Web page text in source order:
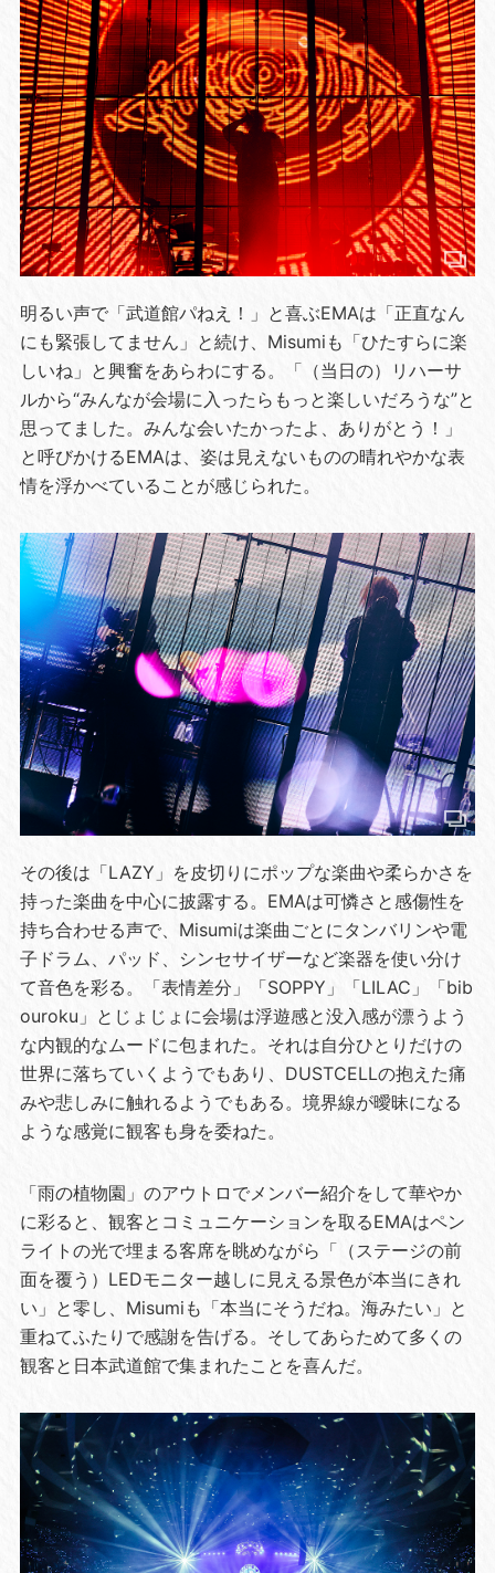
明るい声で「武道館パねえ！」と喜ぶEMAは「正直なん
にも緊張してません」と続け、Misumiも「ひたすらに楽
しいね」と興奮をあらわにする。「（当日の）リハーサ
ルから“みんなが会場に入ったらもっと楽しいだろうな”と
思ってました。みんな会いたかったよ、ありがとう！」
と呼びかけるEMAは、姿は見えないものの晴れやかな表
情を浮かべていることが感じられた。
その後は「LAZY」を皮切りにポップな楽曲や柔らかさを
持った楽曲を中心に披露する。EMAは可憐さと感傷性を
持ち合わせる声で、Misumiは楽曲ごとにタンバリンや電
子ドラム、パッド、シンセサイザーなど楽器を使い分け
て音色を彩る。「表情差分」「SOPPY」「LILAC」「bib
ouroku」とじょじょに会場は浮遊感と没入感が漂うよう
な内観的なムードに包まれた。それは自分ひとりだけの
世界に落ちていくようでもあり、DUSTCELLの抱えた痛
みや悲しみに触れるようでもある。境界線が曖昧になる
ような感覚に観客も身を委ねた。
「雨の植物園」のアウトロでメンバー紹介をして華やか
に彩ると、観客とコミュニケーションを取るEMAはペン
ライトの光で埋まる客席を眺めながら「（ステージの前
面を覆う）LEDモニター越しに見える景色が本当にきれ
い」と零し、Misumiも「本当にそうだね。海みたい」と
重ねてふたりで感謝を告げる。そしてあらためて多くの
観客と日本武道館で集まれたことを喜んだ。